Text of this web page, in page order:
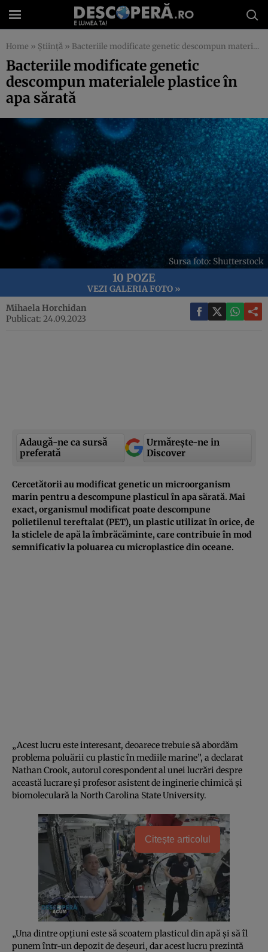
Home » Știință » Bacteriile modificate genetic descompun materialele plastice în apa sărată
Bacteriile modificate genetic
descompun materialele plastice în
apa sărată
Sursa foto: Shutterstock
10 POZE
VEZI GALERIA FOTO »
Mihaela Horchidan
Publicat: 24.09.2023
Adaugă-ne ca sursă
preferată
Urmărește-ne in
Discover
Cercetătorii au modificat genetic un microorganism
marin pentru a descompune plasticul în apa sărată. Mai
exact, organismul modificat poate descompune
polietilenul tereftalat (PET), un plastic utilizat în orice, de
la sticlele de apă la îmbrăcăminte, care contribuie în mod
semnificativ la poluarea cu microplastice din oceane.
„Acest lucru este interesant, deoarece trebuie să abordăm
problema poluării cu plastic în mediile marine”, a declarat
Nathan Crook, autorul corespondent al unei lucrări despre
această lucrare și profesor asistent de inginerie chimică și
biomoleculară la North Carolina State University.
Citește articolul
„Una dintre opțiuni este să scoatem plasticul din apă și să îl
punem într-un depozit de deșeuri, dar acest lucru prezintă